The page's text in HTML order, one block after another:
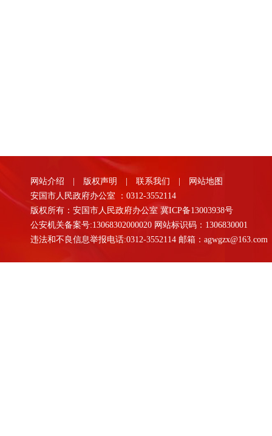
网站介绍 版权声明 联系我们
网站地图
安国市人民政府办公室 ：0312-3552114
版权所有：安国市人民政府办公室 冀ICP备13003938号
公安机关备案号:13068302000020 网站标识码：1306830001
违法和不良信息举报电话:0312-3552114 邮箱：agwgzx@163.com